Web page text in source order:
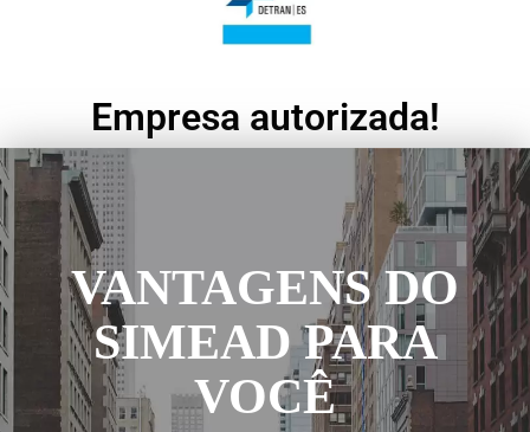
Empresa autorizada!
VANTAGENS DO
SIMEAD PARA
VOCÊ